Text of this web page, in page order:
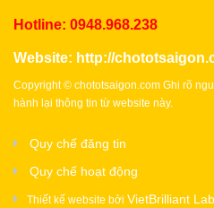
Hotline: 0948.968.238
Website: http://
Copyright © chototsaigon.com Ghi rõ
hành lại thông tin từ website này.
Quy chế đăng tin
Quy chế hoạt động
Thiết kế website bởi VietBrilliant